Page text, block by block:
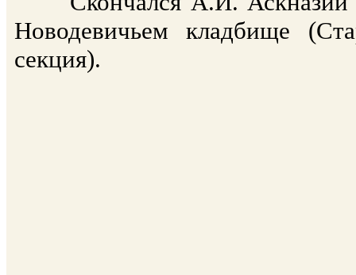
Новодевичьем кладбище
секция).